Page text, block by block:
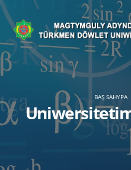
BAŞ SAHYPA